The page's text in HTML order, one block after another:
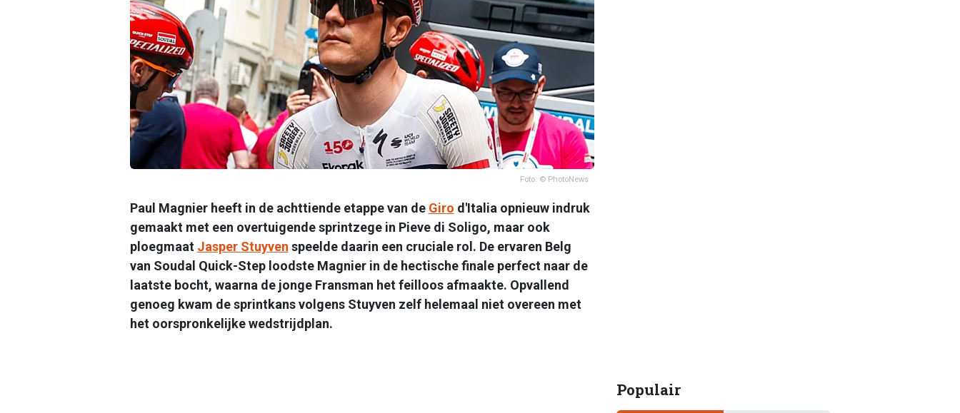
Foto: © PhotoNews
Paul Magnier heeft in de achttiende etappe van de Giro d'Italia opnieuw indruk
gemaakt met een overtuigende sprintzege in Pieve di Soligo, maar ook
ploegmaat Jasper Stuyven speelde daarin een cruciale rol. De ervaren Belg
van Soudal Quick-Step loodste Magnier in de hectische finale perfect naar de
laatste bocht, waarna de jonge Fransman het feilloos afmaakte. Opvallend
genoeg kwam de sprintkans volgens Stuyven zelf helemaal niet overeen met
het oorspronkelijke wedstrijdplan.
Populair